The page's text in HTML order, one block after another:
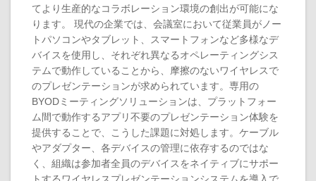
てより生産的なコラボレーション環境の創出が可能にな
ります。 現代の企業では、会議室において従業員がノー
トパソコンやタブレット、スマートフォンなど多様なデ
バイスを使用し、それぞれ異なるオペレーティングシス
テムで動作していることから、摩擦のないワイヤレスで
のプレゼンテーションが求められています。専用の
BYODミーティングソリューションは、プラットフォー
ム間で動作するアプリ不要のプレゼンテーション体験を
提供することで、こうした課題に対処します。ケーブル
やアダプター、各デバイスの管理に依存するのではな
く、組織は参加者全員のデバイスをネイティブにサポー